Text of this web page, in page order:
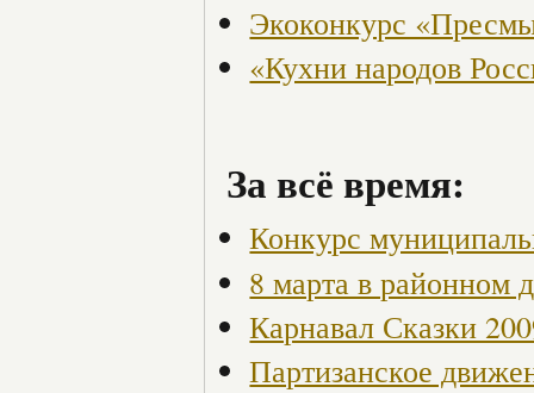
Экоконкурс
«Кухни народов
За всё время:
Конкурс
8 марта в районном
Карнавал Сказки
Партизанское